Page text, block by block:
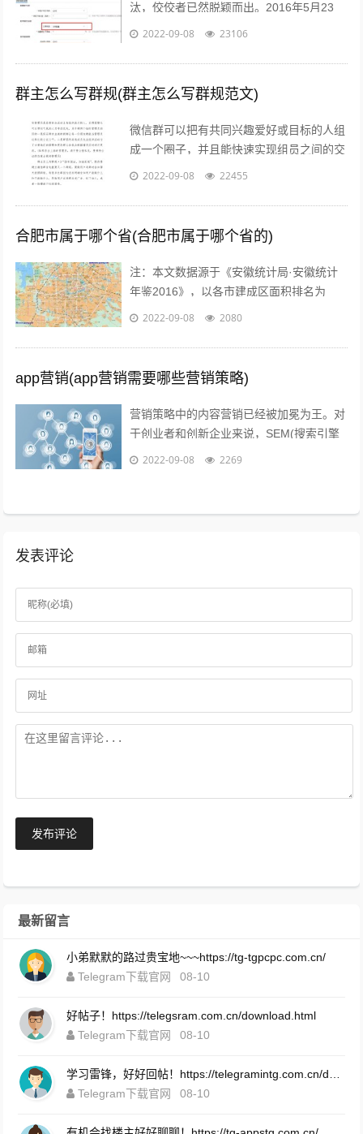
汰，佼佼者已然脱颖而出。2016年5月23
日，鼎泰新材（002352.SZ)披露了“重大资
2022-09-08 23106
群主怎么写群规(群主怎么写群规范文)
微信群可以把有共同兴趣爱好或目标的人组
成一个圈子，并且能快速实现组员之间的交
流、互动，在共同分享的前提下很容易形成
2022-09-08 22455
合肥市属于哪个省(合肥市属于哪个省的)
注：本文数据源于《安徽统计局·安徽统计
年鉴2016》，以各市建成区面积排名为
准。图片源于视觉中国、zol，感谢视觉中
2022-09-08 2080
app营销(app营销需要哪些营销策略)
营销策略中的内容营销已经被加冕为王。对
于创业者和创新企业来说，SEM(搜索引擎
营销)、粉丝经济、公关等等手段尚不可形
2022-09-08 2269
发表评论
发布评论
最新留言
小弟默默的路过贵宝地~~~https://tg-tgpcpc.com.cn/
Telegram下载官网
08-10
好帖子！https://telegsram.com.cn/download.html
Telegram下载官网
08-10
学习雷锋，好好回帖！https://telegramintg.com.cn/download.html
Telegram下载官网
08-10